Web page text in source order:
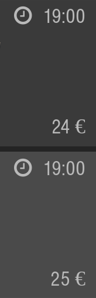
19:00
24 €
19:00
25 €